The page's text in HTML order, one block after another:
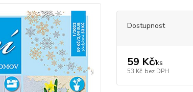
Dostupnost
59 Kč/ks
53 Kč bez DPH